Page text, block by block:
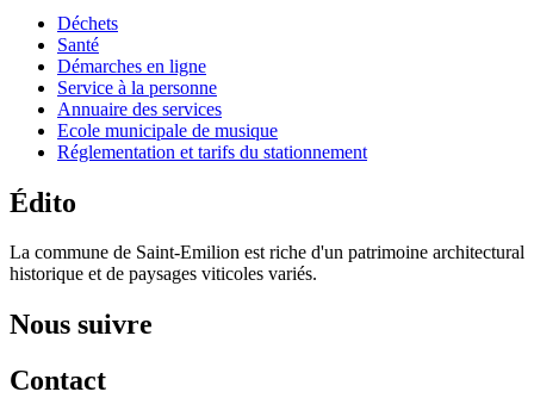
Déchets
Santé
Démarches en ligne
Service à la personne
Annuaire des services
Ecole municipale de musique
Réglementation et tarifs du stationnement
Édito
La commune de Saint-Emilion est riche d'un patrimoine architectural
historique et de paysages viticoles variés.
Nous suivre
Contact